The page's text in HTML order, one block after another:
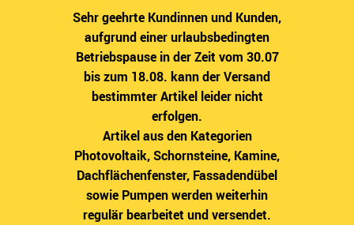
Sehr geehrte Kundinnen und Kunden,
aufgrund einer urlaubsbedingten
Betriebspause in der Zeit vom 30.07
bis zum 18.08. kann der Versand
bestimmter Artikel leider nicht
erfolgen.
Artikel aus den Kategorien
Photovoltaik, Schornsteine, Kamine,
Dachflächenfenster, Fassadendübel
sowie Pumpen werden weiterhin
regulär bearbeitet und versendet.